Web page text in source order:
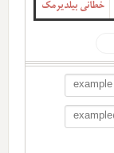
خطانی بیلدیرمک